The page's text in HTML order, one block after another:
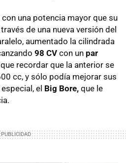
una potencia mayor que su
de una nueva versión del
aumentado la cilindrada
98 CV con un par
recordar que la anterior se
cc, y sólo podía mejorar sus
el Big Bore, que le